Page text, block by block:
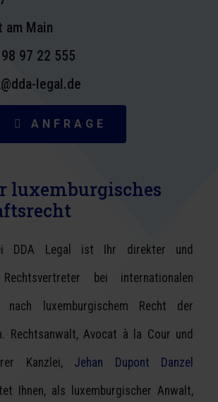
am Main
97 22 555
legal.de
ANFRAGE
luxemburgisches
DDA Legal ist Ihr direkter und
bei internationalen
nach luxemburgischem Recht der
Rechtsanwalt, Avocat à la Cour und
Kanzlei, Jehan Dupont Danzel
Ihnen, als luxemburgischer Anwalt,